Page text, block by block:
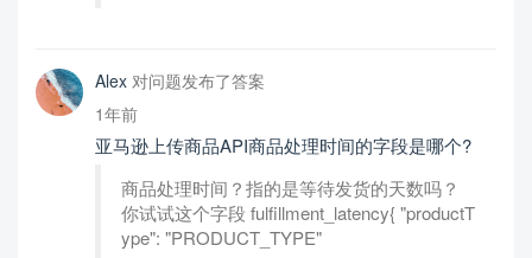
Alex 对问题发布了答案
1年前
亚马逊上传商品API商品处理时间的字段是哪个?
商品处理时间？指的是等待发货的天数吗？
你试试这个字段 fulfillment_latency{ "productT
ype": "PRODUCT_TYPE"